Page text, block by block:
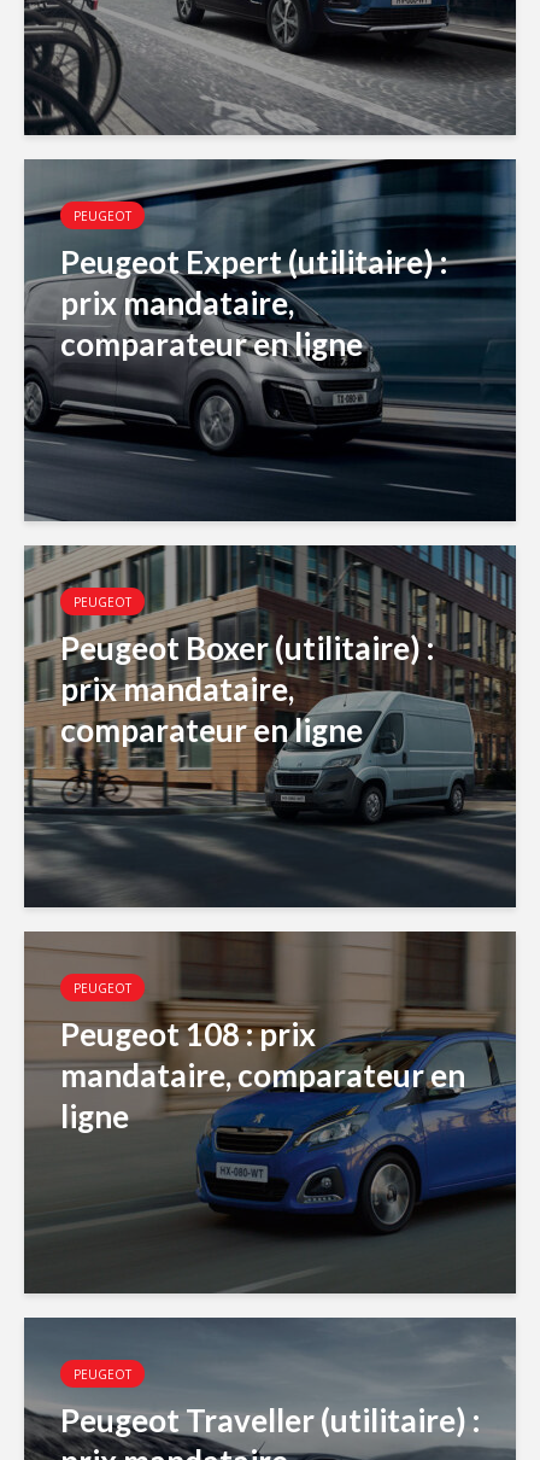
PEUGEOT
Peugeot Expert (utilitaire) :
prix mandataire,
comparateur en ligne
PEUGEOT
Peugeot Boxer (utilitaire) :
prix mandataire,
comparateur en ligne
PEUGEOT
Peugeot 108 : prix
mandataire, comparateur en
ligne
PEUGEOT
Peugeot Traveller (utilitaire) :